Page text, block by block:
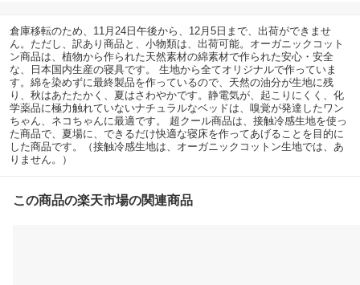
倉庫移転のため、11月24日午後から、12月5日まで、出荷ができませ
ん。ただし、訳あり商品と、小物類は、出荷可能。オーガニックコット
ン商品は、植物から作られた天然素材の綿素材で作られた安心・安全
な、日本国内生産の寝具です。 生地から全てオリジナルで作っていま
す。綿を染めずに最終製品を作っているので、天然の油分が生地に残
り、秋はあたたかく、夏はさわやかです。静電気が、起こりにくく、化
学薬品に極力触れていないナチュラルなベッドは、嗅覚が発達したワン
ちゃん、ネコちゃんに最適です。 超クール商品は、接触冷感生地を使っ
た商品で、夏場に、できるだけ快適な寝床を作ってあげることを目的に
した商品です。（接触冷感生地は、オーガニックコットン生地では、あ
りません。）
この商品の楽天市場の関連商品